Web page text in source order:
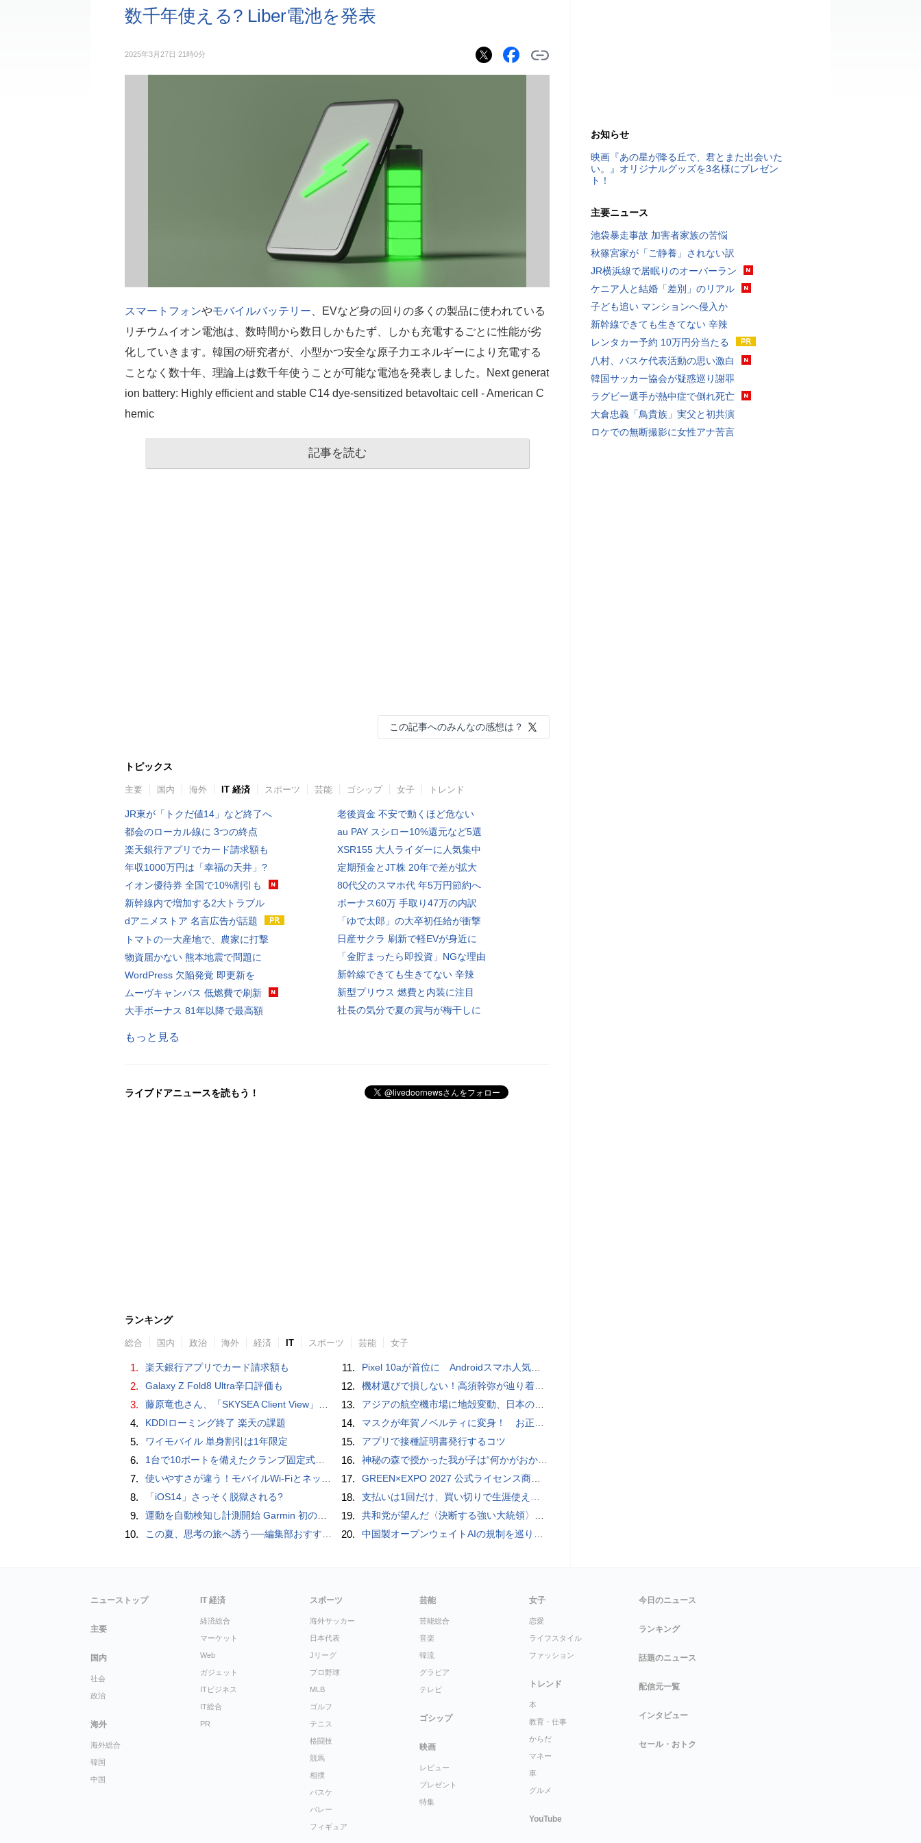
数千年使える? Liber電池を発表
2025年3月27日 21時0分
スマートフォンやモバイルバッテリー 、EVなど身の回りの多くの製品に使われている
リチウムイオン電池は、数時間から数日しかもたず、しかも充電するごとに性能が劣
化していきます。韓国の研究者が、小型かつ安全な原子力エネルギーにより充電する
ことなく数十年、理論上は数千年使うことが可能な電池を発表しました。Next generat
ion battery: Highly efficient and stable C14 dye-sensitized betavoltaic cell - American C
hemic
記事を読む
この記事へのみんなの感想は？
トピックス
主要 国内 海外 IT 経済 スポーツ 芸能 ゴシップ 女子 トレンド
JR東が「トクだ値14」など終了へ
都会のローカル線に 3つの終点
楽天銀行アプリでカード請求額も
年収1000万円は「幸福の天井」?
イオン優待券 全国で10%割引も
新幹線内で増加する2大トラブル
dアニメストア 名言広告が話題
トマトの一大産地で、農家に打撃
物資届かない 熊本地震で問題に
WordPress 欠陥発覚 即更新を
ムーヴキャンバス 低燃費で刷新
大手ボーナス 81年以降で最高額
老後資金 不安で動くほど危ない
au PAY スシロー10%還元など5選
XSR155 大人ライダーに人気集中
定期預金とJT株 20年で差が拡大
80代父のスマホ代 年5万円節約へ
ボーナス60万 手取り47万の内訳
「ゆで太郎」の大卒初任給が衝撃
日産サクラ 刷新で軽EVが身近に
「金貯まったら即投資」NGな理由
新幹線できても生きてない 辛辣
新型プリウス 燃費と内装に注目
社長の気分で夏の賞与が梅干しに
もっと見る
ライブドアニュースを読もう！
ランキング
総合 国内 政治 海外 経済 IT スポーツ 芸能 女子
1. 楽天銀行アプリでカード請求額も
2. Galaxy Z Fold8 Ultra辛口評価も
3. 藤原竜也さん、「SKYSEA Client View」新CMで「AI労務改善」をアピール 働き方をAIが分析したら「すぐに休んで」と言われる？
4. KDDIローミング終了 楽天の課題
5. ワイモバイル 単身割引は1年限定
6. 1台で10ポートを備えたクランプ固定式電源タップ「Anker Nano Power Strip (10-in-1, 70W, クランプ式)」レビュー
7. 使いやすさが違う！モバイルWi-FiとネットHDD【PC-DIY 秋の陣】
8. 「iOS14」さっそく脱獄される?
9. 運動を自動検知し計測開始 Garmin 初のスマートバンドを発売 10日間のロングバッテリーで手間いらず
10. この夏、思考の旅へ誘う──編集部おすすめの7冊：WIRED BOOK GUIDE
11. Pixel 10aが首位に Androidスマホ人気ランキングTOP10 2026/8/8
12. 機材選びで損しない！高須幹弥が辿り着いた「大当り」の神マイクとは
13. アジアの航空機市場に地殻変動、日本のサプライヤーに影響も
14. マスクが年賀ノベルティに変身！ お正月特別パッケージの注文受付開始
15. アプリで接種証明書発行するコツ
16. 神秘の森で授かった我が子は“何かがおかしい”『ナイトボーン -夜哭-』本編映像解禁 母の絶叫顔うちわが全国の劇場に［ホラー通信］
17. GREEN×EXPO 2027 公式ライセンス商品！初の「トゥンクトゥンク」公式LINEスタンプ、販売開始
18. 支払いは1回だけ、買い切りで生涯使えるプランがあるオンラインストレージ4選
19. 共和党が望んだ〈決断する強い大統領〉が統治するアメリカの到来──「アメリカン・ドッペルゲンガー」by 池田純一#14
20. 中国製オープンウェイトAIの規制を巡り、シリコンバレーで意見が二分
お知らせ
映画『あの星が降る丘で、君とまた出会いた
い。』オリジナルグッズを3名様にプレゼン
ト！
主要ニュース
池袋暴走事故 加害者家族の苦悩
秋篠宮家が「ご静養」されない訳
JR横浜線で居眠りのオーバーラン
ケニア人と結婚「差別」のリアル
子ども追い マンションへ侵入か
新幹線できても生きてない 辛辣
レンタカー予約 10万円分当たる
八村、バスケ代表活動の思い激白
韓国サッカー協会が疑惑巡り謝罪
ラグビー選手が熱中症で倒れ死亡
大倉忠義「鳥貴族」実父と初共演
ロケでの無断撮影に女性アナ苦言
ニューストップ
主要
国内
社会
政治
海外
海外総合
韓国
中国
IT 経済
経済総合
マーケット
Web
ガジェット
ITビジネス
IT総合
PR
スポーツ
海外サッカー
日本代表
Jリーグ
プロ野球
MLB
ゴルフ
テニス
格闘技
競馬
相撲
バスケ
バレー
フィギュア
芸能
芸能総合
音楽
韓流
グラビア
テレビ
ゴシップ
映画
レビュー
プレゼント
特集
女子
恋愛
ライフスタイル
ファッション
トレンド
本
教育・仕事
からだ
マネー
車
グルメ
YouTube
今日のニュース
ランキング
話題のニュース
配信元一覧
インタビュー
セール・おトク